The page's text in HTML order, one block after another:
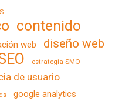
contenido
web diseño web
estrategia SMO
de usuario
google analytics